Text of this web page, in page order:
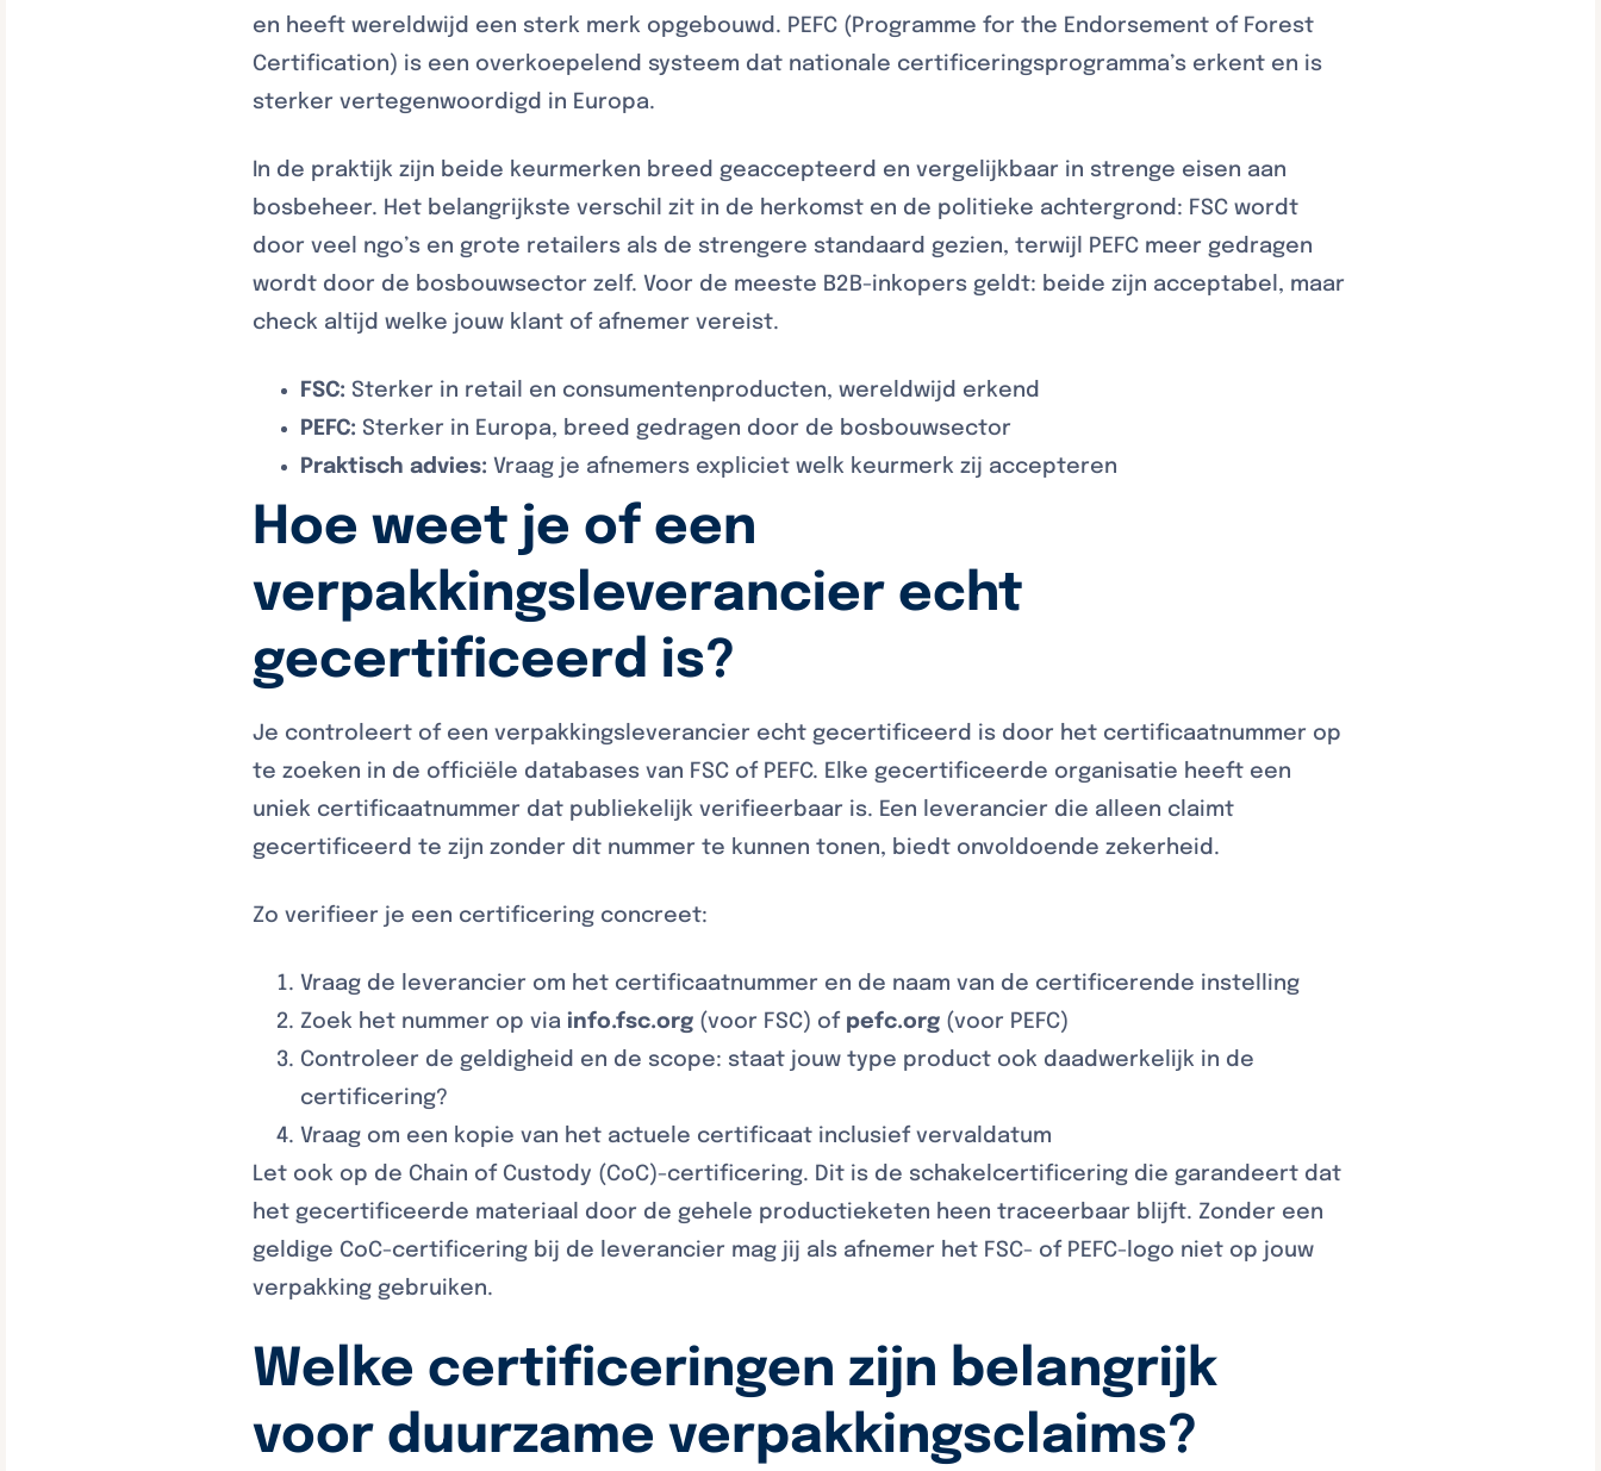
en heeft wereldwijd een sterk merk opgebouwd. PEFC (Programme for the Endorsement of Forest
Certification) is een overkoepelend systeem dat nationale certificeringsprogramma’s erkent en is
sterker vertegenwoordigd in Europa.
In de praktijk zijn beide keurmerken breed geaccepteerd en vergelijkbaar in strenge eisen aan
bosbeheer. Het belangrijkste verschil zit in de herkomst en de politieke achtergrond: FSC wordt
door veel ngo’s en grote retailers als de strengere standaard gezien, terwijl PEFC meer gedragen
wordt door de bosbouwsector zelf. Voor de meeste B2B-inkopers geldt: beide zijn acceptabel, maar
check altijd welke jouw klant of afnemer vereist.
FSC: Sterker in retail en consumentenproducten, wereldwijd erkend
PEFC: Sterker in Europa, breed gedragen door de bosbouwsector
Praktisch advies: Vraag je afnemers expliciet welk keurmerk zij accepteren
Hoe weet je of een
verpakkingsleverancier echt
gecertificeerd is?
Je controleert of een verpakkingsleverancier echt gecertificeerd is door het certificaatnummer op
te zoeken in de officiële databases van FSC of PEFC. Elke gecertificeerde organisatie heeft een
uniek certificaatnummer dat publiekelijk verifieerbaar is. Een leverancier die alleen claimt
gecertificeerd te zijn zonder dit nummer te kunnen tonen, biedt onvoldoende zekerheid.
Zo verifieer je een certificering concreet:
Vraag de leverancier om het certificaatnummer en de naam van de certificerende instelling
Zoek het nummer op via info.fsc.org (voor FSC) of pefc.org (voor PEFC)
Controleer de geldigheid en de scope: staat jouw type product ook daadwerkelijk in de
certificering?
Vraag om een kopie van het actuele certificaat inclusief vervaldatum
Let ook op de Chain of Custody (CoC)-certificering. Dit is de schakelcertificering die garandeert dat
het gecertificeerde materiaal door de gehele productieketen heen traceerbaar blijft. Zonder een
geldige CoC-certificering bij de leverancier mag jij als afnemer het FSC- of PEFC-logo niet op jouw
verpakking gebruiken.
Welke certificeringen zijn belangrijk
voor duurzame verpakkingsclaims?